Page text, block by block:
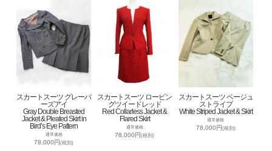
スカートスーツ グレーバ
ーズアイ
Gray Double Breasted
Jacket & Pleated Skirt in
Bird’s Eye Pattern
通常価格
78,000円(税別)
スカートスーツ ロービン
グツイードレッド
Red Collarless Jacket &
Flared Skirt
通常価格
78,000円(税別)
スカートスーツ ベージュ
ストライプ
White Striped Jacket & Skirt
通常価格
78,000円(税別)